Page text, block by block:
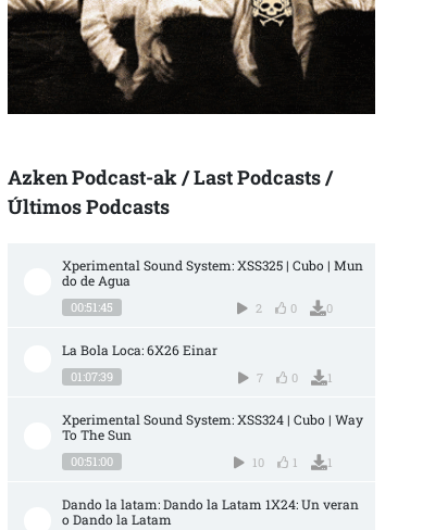
Azken Podcast-ak / Last Podcasts /
Últimos Podcasts
Xperimental Sound System: XSS325 | Cubo | Mun
do de Agua
00:51:45 2 0 0
La Bola Loca: 6X26 Einar
01:07:39 7 0 1
Xperimental Sound System: XSS324 | Cubo | Way
To The Sun
00:51:00 10 1 1
Dando la latam: Dando la Latam 1X24: Un veran
o Dando la Latam